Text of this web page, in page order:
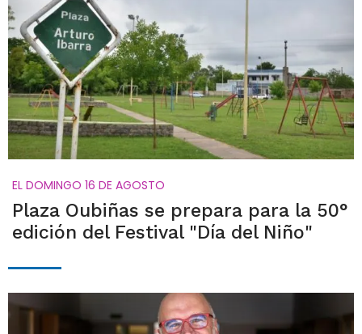
EL DOMINGO 16 DE AGOSTO
Plaza Oubiñas se prepara para la 50°
edición del Festival "Día del Niño"